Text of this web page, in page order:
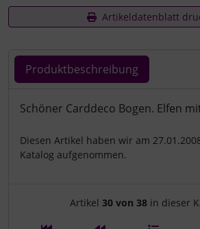
Artikeldatenblatt
Produktbeschreibung
Produktbeschreibung
Schöner Carddeco Bogen. Elfen
Diesen Artikel haben wir am
Katalog aufgenommen.
Artikel 30 von 38 in dieser